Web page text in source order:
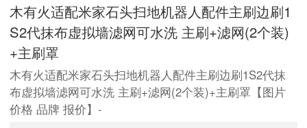
木有火适配米家石头扫地机器人配件主刷边刷1
S2代抹布虚拟墙滤网可水洗 主刷+滤网(2个装)
+主刷罩
木有火适配米家石头扫地机器人配件主刷边刷1S2代抹
布虚拟墙滤网可水洗 主刷+滤网(2个装)+主刷罩【图片
价格 品牌 报价】-